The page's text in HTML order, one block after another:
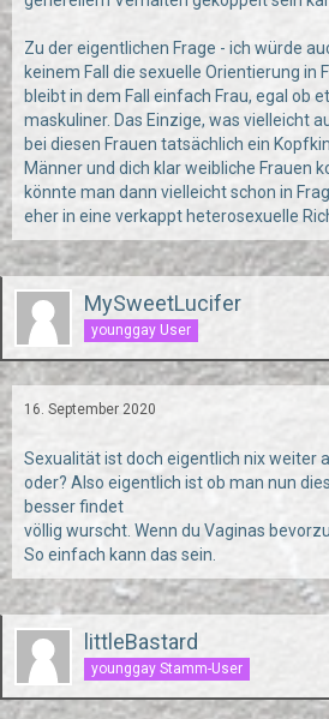
Zu der eigentlichen Frage - ich würde
keinem Fall die sexuelle Orientierung in
bleibt in dem Fall einfach Frau, egal ob
maskuliner. Das Einzige, was vielleicht
bei diesen Frauen tatsächlich ein
Männer und dich klar weibliche Frauen
könnte man dann vielleicht schon in
eher in eine verkappt heterosexuelle
MySweetLucifer
younggay User
16. September 2020
Sexualität ist doch eigentlich nix weiter
oder? Also eigentlich ist ob man nun
besser findet
völlig wurscht. Wenn du Vaginas
So einfach kann das sein.
littleBastard
younggay Stamm-User